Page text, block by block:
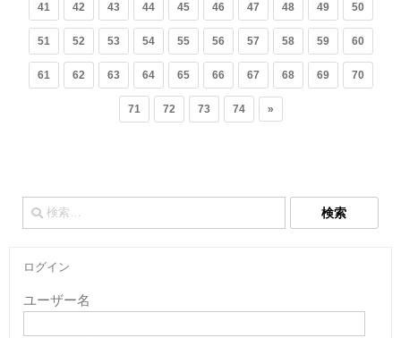
41 42 43 44 45 46 47 48 49 50
51 52 53 54 55 56 57 58 59 60
61 62 63 64 65 66 67 68 69 70
71 72 73 74 »
検
索:
ログイン
ユーザー名